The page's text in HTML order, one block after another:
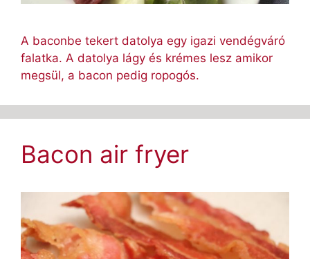
A baconbe tekert datolya egy igazi vendégváró
falatka. A datolya lágy és krémes lesz amikor
megsül, a bacon pedig ropogós.
Bacon air fryer